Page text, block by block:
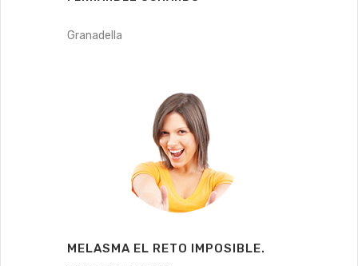
Granadella
MELASMA EL RETO IMPOSIBLE.